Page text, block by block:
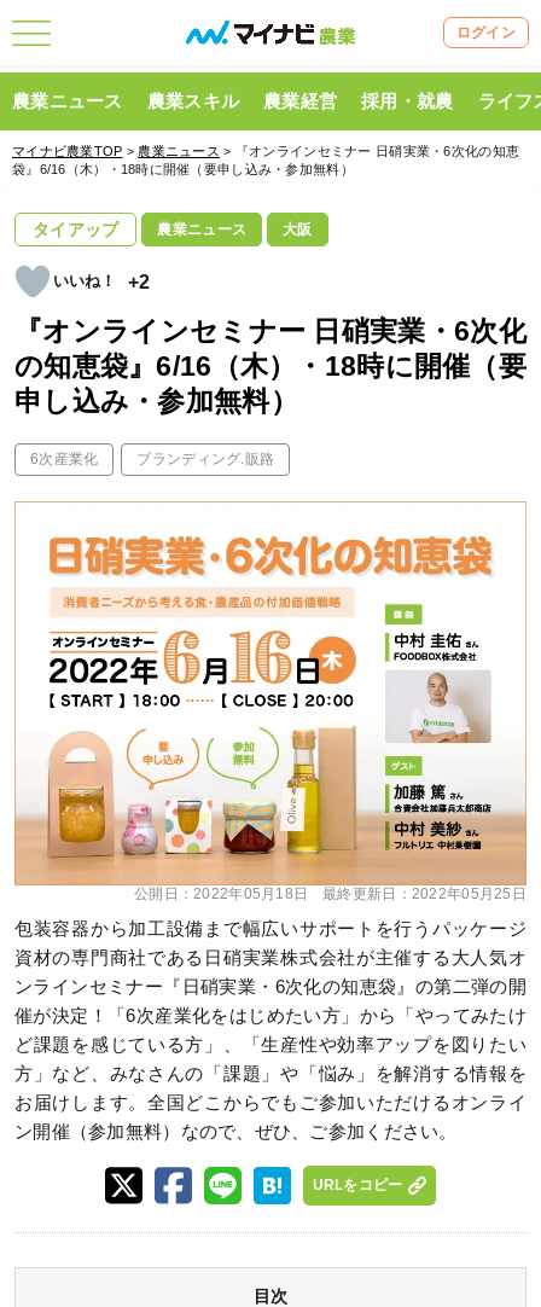
ログイン
農業ニュース 農業スキル 農業経営 採用・就農 ライフ
マイナビ農業TOP > 農業ニュース > 『オンラインセミナー 日硝実業・6次化の知恵
袋』6/16（木）・18時に開催（要申し込み・参加無料）
タイアップ 農業ニュース 大阪
+2
『オンラインセミナー 日硝実業・6次化
の知恵袋』6/16（木）・18時に開催（要
申し込み・参加無料）
6次産業化 ブランディング.販路
公開日：2022年05月18日 最終更新日： 2022年05月25日
包装容器から加工設備まで幅広いサポートを行うパッケージ
資材の専門商社である日硝実業株式会社が主催する大人気オ
ンラインセミナー『日硝実業・6次化の知恵袋』の第二弾の開
催が決定！「6次産業化をはじめたい方」から「やってみたけ
ど課題を感じている方」、「生産性や効率アップを図りたい
方」など、みなさんの「課題」や「悩み」を解消する情報を
お届けします。全国どこからでもご参加いただけるオンライ
ン開催（参加無料）なので、ぜひ、ご参加ください。
URLをコピー
目次